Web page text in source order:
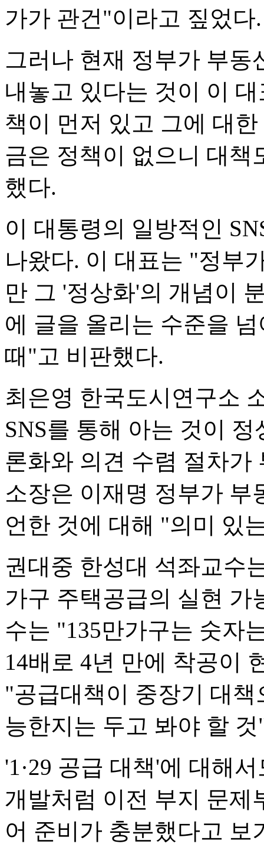
가가 관건"이라고 짚었다.
그러나 현재 정부가 부동
내놓고 있다는 것이 이
책이 먼저 있고 그에 대
금은 정책이 없으니 대
했다.
이 대통령의 일방적인
나왔다. 이 대표는 "정부
만 그 '정상화'의 개념이
에 글을 올리는 수준을
때"고 비판했다.
최은영 한국도시연구소
SNS를 통해 아는 것이
론화와 의견 수렴 절차가
소장은 이재명 정부가 부
언한 것에 대해 "의미 있
권대중 한성대 석좌교수
가구 주택공급의 실현 가
수는 "135만가구는 숫자
14배로 4년 만에 착공이
"공급대책이 중장기 대
능한지는 두고 봐야 할
'1·29 공급 대책'에 대해
개발처럼 이전 부지 문제
어 준비가 충분했다고 보